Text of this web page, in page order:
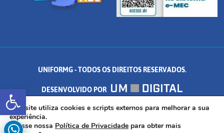
Abrir a barra de ferramentas
UNIFORMG - TODOS OS DIREITOS RESERVADOS.
DESENVOLVIDO POR
AV. DR. ARNALDO DE SENNA, 328 - PALMEIRAS, FORMIGA/MG - CEP:
35.574.530
Este site utiliza cookies e scripts externos para melhorar a sua
experiência.
Acesse nossa Política de Privacidade para obter mais